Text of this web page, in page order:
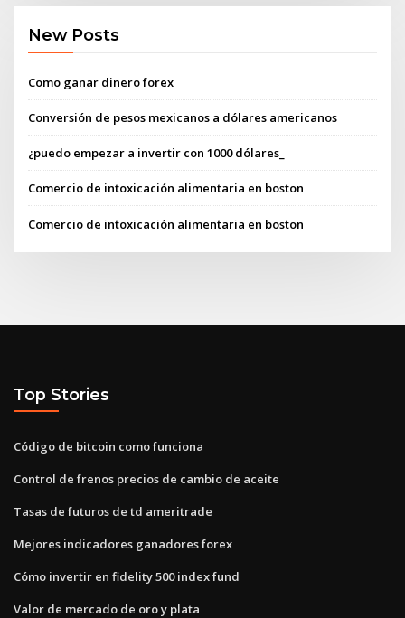
New Posts
Como ganar dinero forex
Conversión de pesos mexicanos a dólares americanos
¿puedo empezar a invertir con 1000 dólares_
Comercio de intoxicación alimentaria en boston
Comercio de intoxicación alimentaria en boston
Top Stories
Código de bitcoin como funciona
Control de frenos precios de cambio de aceite
Tasas de futuros de td ameritrade
Mejores indicadores ganadores forex
Cómo invertir en fidelity 500 index fund
Valor de mercado de oro y plata